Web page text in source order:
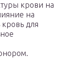
крови на
на
для